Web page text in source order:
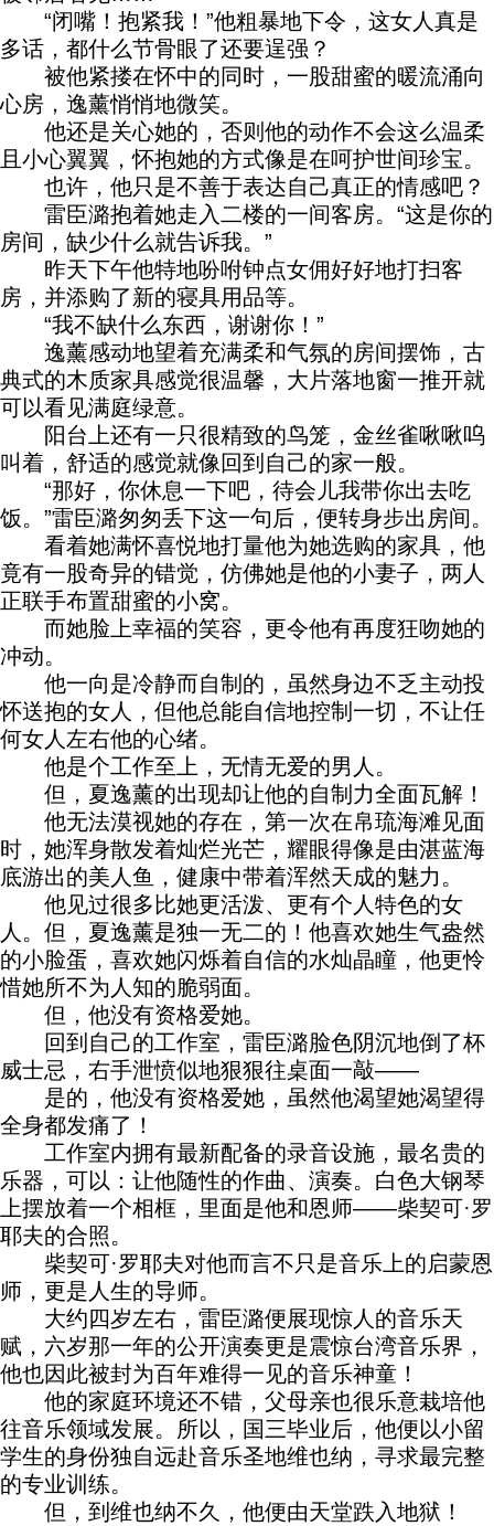
“闭嘴！抱紧我！”他粗暴地下令，这女人真是
多话，都什么节骨眼了还要逞强？
被他紧搂在怀中的同时，一股甜蜜的暖流涌向
心房，逸薰悄悄地微笑。
他还是关心她的，否则他的动作不会这么温柔
且小心翼翼，怀抱她的方式像是在呵护世间珍宝。
也许，他只是不善于表达自己真正的情感吧？
雷臣潞抱着她走入二楼的一间客房。“这是你的
房间，缺少什么就告诉我。”
昨天下午他特地吩咐钟点女佣好好地打扫客
房，并添购了新的寝具用品等。
“我不缺什么东西，谢谢你！”
逸薰感动地望着充满柔和气氛的房间摆饰，古
典式的木质家具感觉很温馨，大片落地窗一推开就
可以看见满庭绿意。
阳台上还有一只很精致的鸟笼，金丝雀啾啾呜
叫着，舒适的感觉就像回到自己的家一般。
“那好，你休息一下吧，待会儿我带你出去吃
饭。”雷臣潞匆匆丢下这一句后，便转身步出房间。
看着她满怀喜悦地打量他为她选购的家具，他
竟有一股奇异的错觉，仿佛她是他的小妻子，两人
正联手布置甜蜜的小窝。
而她脸上幸福的笑容，更令他有再度狂吻她的
冲动。
他一向是冷静而自制的，虽然身边不乏主动投
怀送抱的女人，但他总能自信地控制一切，不让任
何女人左右他的心绪。
他是个工作至上，无情无爱的男人。
但，夏逸薰的出现却让他的自制力全面瓦解！
他无法漠视她的存在，第一次在帛琉海滩见面
时，她浑身散发着灿烂光芒，耀眼得像是由湛蓝海
底游出的美人鱼，健康中带着浑然天成的魅力。
他见过很多比她更活泼、更有个人特色的女
人。但，夏逸薰是独一无二的！他喜欢她生气盎然
的小脸蛋，喜欢她闪烁着自信的水灿晶瞳，他更怜
惜她所不为人知的脆弱面。
但，他没有资格爱她。
回到自己的工作室，雷臣潞脸色阴沉地倒了杯
威士忌，右手泄愤似地狠狠往桌面一敲——
是的，他没有资格爱她，虽然他渴望她渴望得
全身都发痛了！
工作室内拥有最新配备的录音设施，最名贵的
乐器，可以：让他随性的作曲、演奏。白色大钢琴
上摆放着一个相框，里面是他和恩师——柴契可·罗
耶夫的合照。
柴契可·罗耶夫对他而言不只是音乐上的启蒙恩
师，更是人生的导师。
大约四岁左右，雷臣潞便展现惊人的音乐天
赋，六岁那一年的公开演奏更是震惊台湾音乐界，
他也因此被封为百年难得一见的音乐神童！
他的家庭环境还不错，父母亲也很乐意栽培他
往音乐领域发展。所以，国三毕业后，他便以小留
学生的身份独自远赴音乐圣地维也纳，寻求最完整
的专业训练。
但，到维也纳不久，他便由天堂跌入地狱！